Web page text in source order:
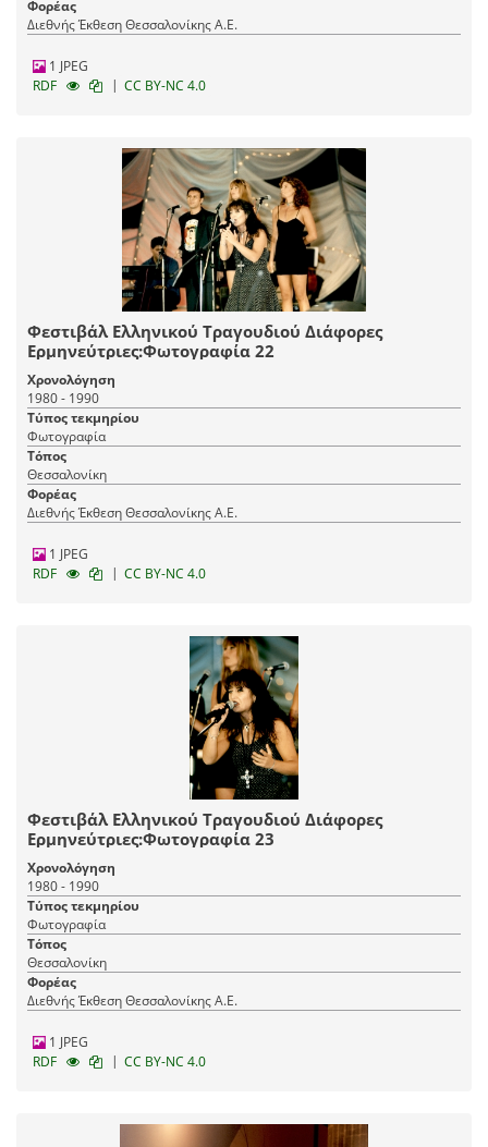
Φορέας
Διεθνής Έκθεση Θεσσαλονίκης Α.Ε.
1 JPEG
RDF
| CC BY-NC 4.0
Φεστιβάλ Ελληνικού Τραγουδιού Διάφορες
Ερμηνεύτριες:Φωτογραφία 22
Χρονολόγηση
1980 - 1990
Τύπος τεκμηρίου
Φωτογραφία
Τόπος
Θεσσαλονίκη
Φορέας
Διεθνής Έκθεση Θεσσαλονίκης Α.Ε.
1 JPEG
RDF
| CC BY-NC 4.0
Φεστιβάλ Ελληνικού Τραγουδιού Διάφορες
Ερμηνεύτριες:Φωτογραφία 23
Χρονολόγηση
1980 - 1990
Τύπος τεκμηρίου
Φωτογραφία
Τόπος
Θεσσαλονίκη
Φορέας
Διεθνής Έκθεση Θεσσαλονίκης Α.Ε.
1 JPEG
RDF
| CC BY-NC 4.0